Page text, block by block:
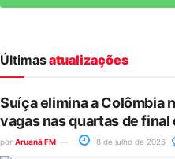
Últimasatualizações
Suíça elimina a Colômbia
vagas nas quartas de final
por Aruanã FM 8 de julho de 2026